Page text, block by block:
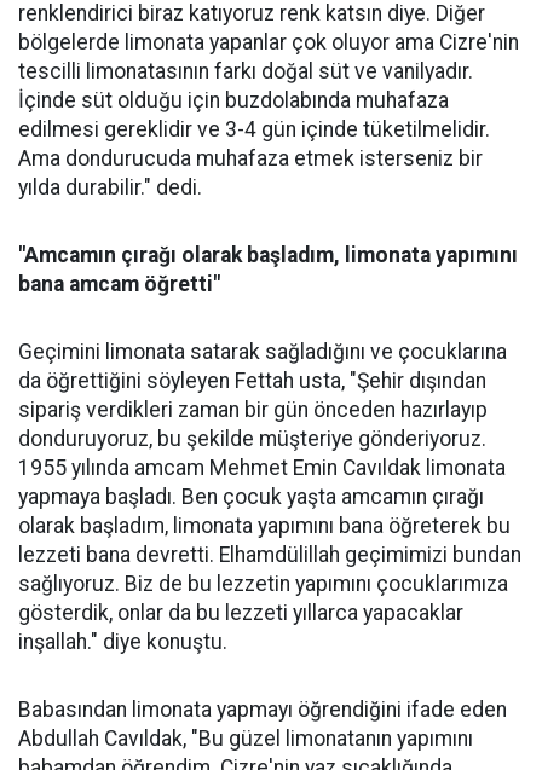
renklendirici biraz katıyoruz renk katsın diye. Diğer
bölgelerde limonata yapanlar çok oluyor ama Cizre'nin
tescilli limonatasının farkı doğal süt ve vanilyadır.
İçinde süt olduğu için buzdolabında muhafaza
edilmesi gereklidir ve 3-4 gün içinde tüketilmelidir.
Ama dondurucuda muhafaza etmek isterseniz bir
yılda durabilir." dedi.
"Amcamın çırağı olarak başladım, limonata yapımını
bana amcam öğretti"
Geçimini limonata satarak sağladığını ve çocuklarına
da öğrettiğini söyleyen Fettah usta, "Şehir dışından
sipariş verdikleri zaman bir gün önceden hazırlayıp
donduruyoruz, bu şekilde müşteriye gönderiyoruz.
1955 yılında amcam Mehmet Emin Cavıldak limonata
yapmaya başladı. Ben çocuk yaşta amcamın çırağı
olarak başladım, limonata yapımını bana öğreterek bu
lezzeti bana devretti. Elhamdülillah geçimimizi bundan
sağlıyoruz. Biz de bu lezzetin yapımını çocuklarımıza
gösterdik, onlar da bu lezzeti yıllarca yapacaklar
inşallah." diye konuştu.
Babasından limonata yapmayı öğrendiğini ifade eden
Abdullah Cavıldak, "Bu güzel limonatanın yapımını